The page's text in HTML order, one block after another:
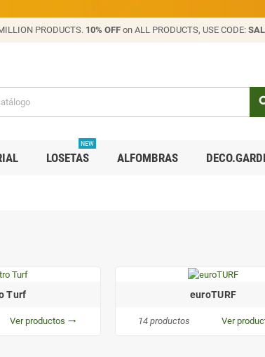
PRODUCTS. 10% OFF on ALL PRODUCTS, USE CODE:
LOSETAS
NEW
ALFOMBRAS
Turf
Ver productos trending_flat
euroTURF
14 productos Ver